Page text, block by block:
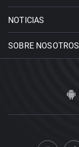
NOTICIAS
SOBRE NOSOTROS